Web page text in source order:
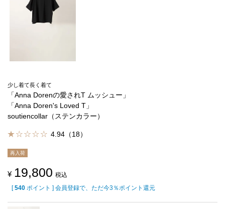
少し着て長く着て
「Anna Dorenの愛されT ムッシュー」
「Anna Doren's Loved T」
soutiencollar（ステンカラー）
4.94（18）
再入荷
¥ 19,800 税込
[ 540 ポイント ] 会員登録で、ただ今3％ポイント還元